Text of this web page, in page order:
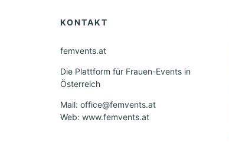
KONTAKT
femvents.at
Die Plattform für Frauen-Events in
Österreich
Mail: office@femvents.at
Web: www.femvents.at